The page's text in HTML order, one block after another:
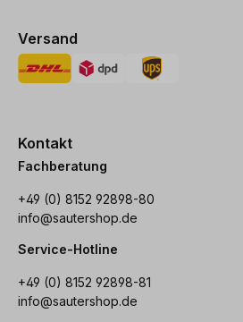
Versand
Kontakt
Fachberatung
+49 (0) 8152 92898-80
info@sautershop.de
Service-Hotline
+49 (0) 8152 92898-81
info@sautershop.de